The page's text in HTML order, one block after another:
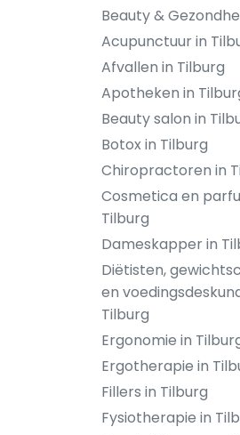
Beauty &
Acupunctuur in
Afvallen in Tilburg
Apotheken in
Beauty salon in
Botox in Tilburg
Chiropractoren in
Cosmetica en
Tilburg
Dameskapper in
Diëtisten,
en
Tilburg
Ergonomie in
Ergotherapie in
Fillers in Tilburg
Fysiotherapie in